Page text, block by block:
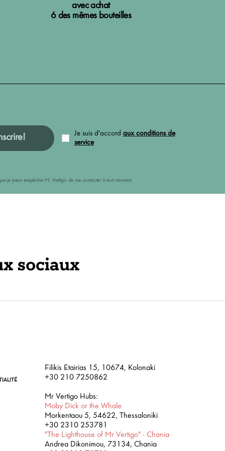
avec achat
6 des mêmes bouteilles
Je suis d'accord aux conditions de
service
je peux empêcher M. Vertigo de me contacter à tout moment.
sociaux
Filikis Etairias 15, 10674, Kolonaki
+30 210 7250862
Mr Vertigo Hubs:
Moby Dick or the Whale
Morkentaou 5, 54622, Thessaloniki
+30 2310 253781
"The Lighthouse of Mr Vertigo" - Chania
Andrea Dikonimou, 73134, Chania